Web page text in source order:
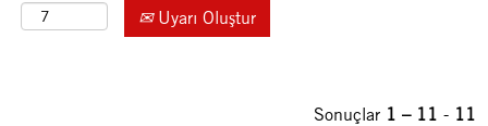
Uyarı Oluştur
Sonuçlar 1 – 11 - 11